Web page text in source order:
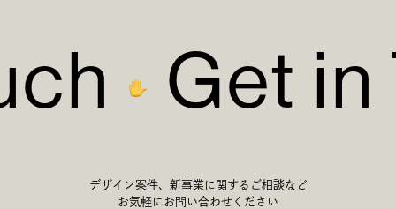
Get in
デザイン案件、新事業に関するご相談など
お気軽にお問い合わせください